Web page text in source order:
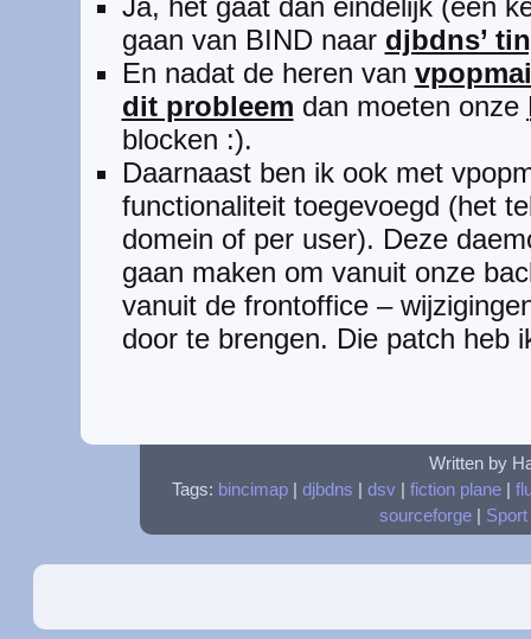
Ja, het gaat dan eindelijk (een
gaan van BIND naar djbdns’
En nadat de heren van
dit probleem dan moeten onze
blocken :).
Daarnaast ben ik ook met
functionaliteit toegevoegd (het
domein of per user). Deze
gaan maken om vanuit onze
vanuit de frontoffice –
door te brengen. Die patch heb
Written by
Tags: bincimap| djbdns dsv| fiction plane|
sourceforge| Sport